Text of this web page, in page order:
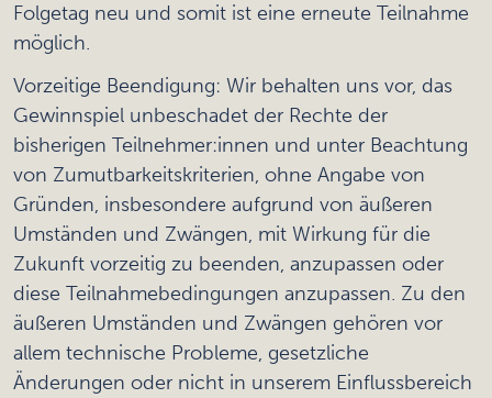
Folgetag neu und somit ist eine erneute Teilnahme
möglich.
Vorzeitige Beendigung: Wir behalten uns vor, das
Gewinnspiel unbeschadet der Rechte der
bisherigen Teilnehmer:innen und unter Beachtung
von Zumutbarkeitskriterien, ohne Angabe von
Gründen, insbesondere aufgrund von äußeren
Umständen und Zwängen, mit Wirkung für die
Zukunft vorzeitig zu beenden, anzupassen oder
diese Teilnahmebedingungen anzupassen. Zu den
äußeren Umständen und Zwängen gehören vor
allem technische Probleme, gesetzliche
Änderungen oder nicht in unserem Einflussbereich